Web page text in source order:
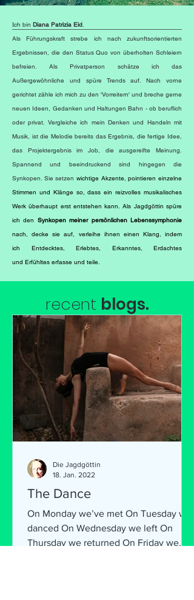
Ich bin Diana Patrizia Eid.
Als Führungskraft strebe ich nach zukunftsorientierten
Ergebnissen, die den Status Quo von überholten Schleiern
befreien. Als Privatperson schätze ich das
Außergewöhnliche und spüre Trends auf. Nach vorne
gerichtet zähle ich mich zu den 'Vorreitern' und breche gerne
neuen Ideen, Gedanken und Haltungen Bahn - ob beruflich
oder privat. Vergleiche ich mein Denken und Handeln mit
Musik, ist die Melodie bereits das Ergebnis, die fertige Idee,
das Projektergebnis im Job, die ausgereifte Meinung.
Spannend und beeindruckend sind hingegen die
Synkopen. Sie setzen wichtige Akzente, pointieren einzelne
Stimmen und Klänge so, dass ein reizvolles musikalisches
Werk überhaupt erst entstehen kann. Als Jagdgöttin spüre
ich den Synkopen meiner persönlichen Lebenssymphonie
nach, decke sie auf, verleihe ihnen einen Klang, indem
ich Entdecktes, Erlebtes, Erkanntes, Erdachtes
und Erfühltes erfasse und teile.
recent blogs.
The Dance
On Monday we’ve met On Tuesday we
danced On Wednesday we left On
Thursday we returned On Friday we
Die Jagdgöttin
18. Jan. 2022